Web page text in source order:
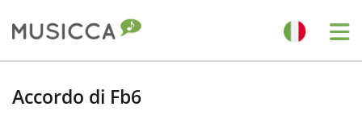
Accordo di Fb6